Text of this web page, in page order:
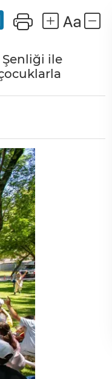
Şenliği ile